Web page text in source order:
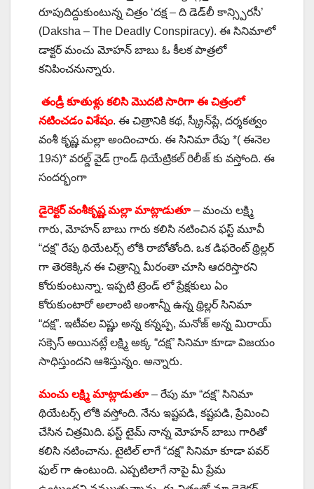
రూపుదిద్దుకుంటున్న చిత్రం ‘దక్ష – ది డెడ్‌లీ కాన్స్పిరసీ’
(Daksha – The Deadly Conspiracy). ఈ సినిమాలో
డాక్టర్ మంచు మోహన్ బాబు ఓ కీలక పాత్రలో
కనిపించనున్నారు.
తండ్రీ కూతుళ్లు కలిసి మొదటి సారిగా ఈ చిత్రంలో
నటించడం విశేషం. ఈ చిత్రానికి కథ, స్క్రీన్‌ప్లే, దర్శకత్వం
వంశీ కృష్ణ మల్లా అందించారు. ఈ సినిమా రేపు *( ఈనెల
19న)* వరల్డ్ వైడ్ గ్రాండ్ థియేట్రికల్ రిలీజ్ కు వస్తోంది. ఈ
సందర్భంగా
డైరెక్టర్ వంశీకృష్ణ మల్లా మాట్లాడుతూ – మంచు లక్ష్మి
గారు, మోహన్ బాబు గారు కలిసి నటించిన ఫస్ట్ మూవీ
“దక్ష” రేపు థియేటర్స్ లోకి రాబోతోంది. ఒక డిఫరెంట్ థ్రిల్లర్
గా తెరకెక్కిన ఈ చిత్రాన్ని మీరంతా చూసి ఆదరిస్తారని
కోరుకుంటున్నా. ఇప్పటి ట్రెండ్ లో ప్రేక్షకులు ఏం
కోరుకుంటారో అలాంటి అంశాన్నీ ఉన్న థ్రిల్లర్ సినిమా
“దక్ష”. ఇటీవల విష్ణు అన్న కన్నప్ప, మనోజ్ అన్న మిరాయ్
సక్సెస్ అయినట్లే లక్ష్మి అక్క “దక్ష” సినిమా కూడా విజయం
సాధిస్తుందని ఆశిస్తున్నం. అన్నారు.
మంచు లక్ష్మి మాట్లాడుతూ – రేపు మా “దక్ష” సినిమా
థియేటర్స్ లోకి వస్తోంది. నేను ఇష్టపడి, కష్టపడి, ప్రేమించి
చేసిన చిత్రమిది. ఫస్ట్ టైమ్ నాన్న మోహన్ బాబు గారితో
కలిసి నటించాను. టైటిల్ లాగే “దక్ష” సినిమా కూడా పవర్
ఫుల్ గా ఉంటుంది. ఎప్పటిలాగే నాపై మీ ప్రేమ